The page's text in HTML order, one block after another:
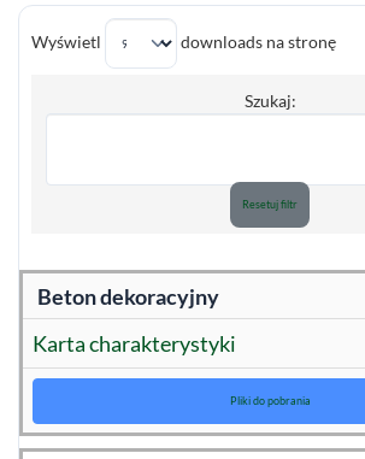
Wyświetl downloads na stronę
Szukaj:
Resetuj filtr
Beton dekoracyjny
Karta charakterystyki
Pliki do pobrania